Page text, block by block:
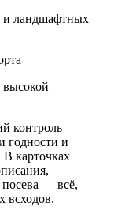
и ландшафтных
высокой
контроль
годности и
карточках
посева — всё,
всходов.